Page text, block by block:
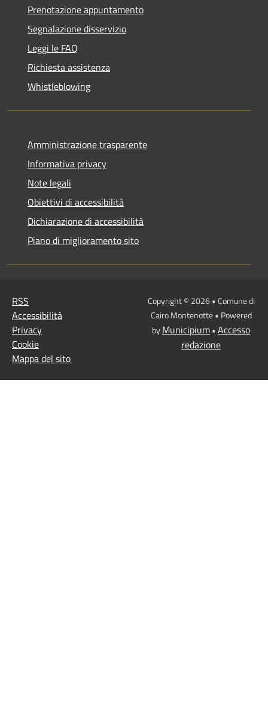
Prenotazione appuntamento
Segnalazione disservizio
Leggi le FAQ
Richiesta assistenza
Whistleblowing
Amministrazione trasparente
Informativa privacy
Note legali
Obiettivi di accessibilità
Dichiarazione di accessibilità
Piano di miglioramento sito
RSS
Accessibilità
Privacy
Cookie
Mappa del sito
Copyright © 2026 • Comune di
Cairo Montenotte • Powered
byMunicipium• Accesso
redazione